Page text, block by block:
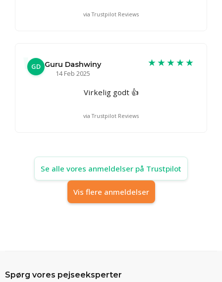
via Trustpilot Reviews
GD Guru Dashwiny
14 Feb 2025
★★★★★
Virkelig godt 👍
via Trustpilot Reviews
Se alle vores anmeldelser på Trustpilot
Vis flere anmeldelser
Spørg vores pejseeksperter